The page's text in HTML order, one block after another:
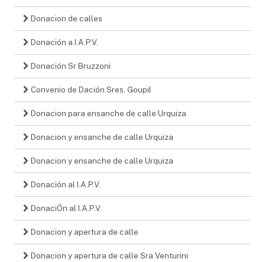
Donacion de calles
Donación a I.A.P.V.
Donación Sr Bruzzoni
Convenio de Dación Sres. Goupil
Donacion para ensanche de calle Urquiza
Donacion y ensanche de calle Urquiza
Donacion y ensanche de calle Urquiza
Donación al I.A.P.V.
DonaciÓn al I.A.P.V.
Donacion y apertura de calle
Donacion y apertura de calle Sra Venturini